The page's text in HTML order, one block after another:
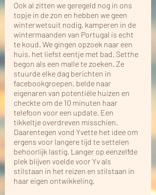
Ook al zitten we geregeld nog in ons
topje in de zon en hebben we geen
winterwetsuit nodig, kamperen in de
wintermaanden van Portugal is echt
te koud. We gingen opzoek naar een
huis, het liefst eentje met bad. Setthe
begon als een malle te zoeken. Ze
stuurde elke dag berichten in
facebookgroepen, belde naar
eigenaren van potentiële huizen en
checkte om de 10 minuten haar
telefoon voor een update. Een
tikkeltje overdreven misschien.
Daarentegen vond Yvette het idee om
ergens voor langere tijd te settelen
behoorlijk lastig. Langer op eenzelfde
plek blijven voelde voor Yv als
stilstaan in het reizen en stilstaan in
haar eigen ontwikkeling.